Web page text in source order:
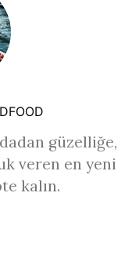
güzelliğe,
veren en yeni
kalın.